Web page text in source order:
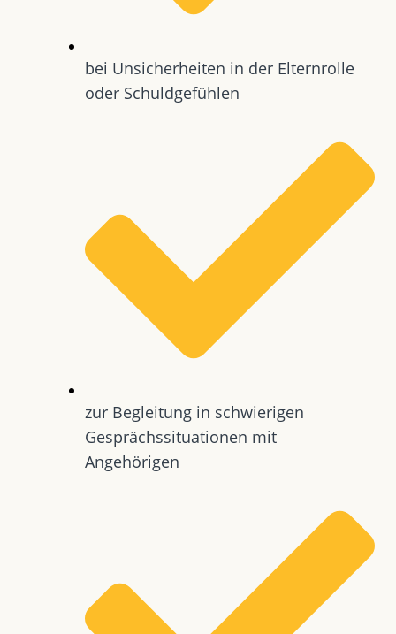
bei Unsicherheiten in der Elternrolle
oder Schuldgefühlen
zur Begleitung in schwierigen
Gesprächssituationen mit
Angehörigen